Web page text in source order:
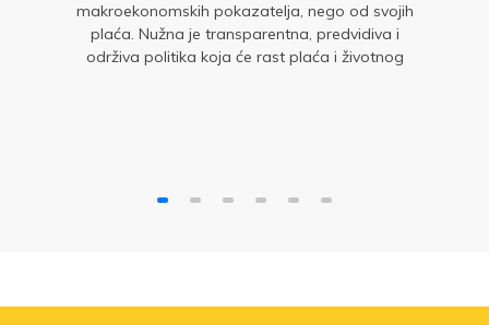
makroekonomskih pokazatelja, nego od svojih
plaća. Nužna je transparentna, predvidiva i
održiva politika koja će rast plaća i životnog